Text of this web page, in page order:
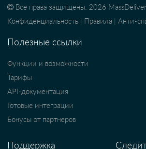
Все права защищены. 2026
Конфиденциальность
Правила Анти-
Полезные ссылки
Функции и возможности
Тарифы
API-документация
Готовые интеграции
Бонусы от партнеров
Поддержка